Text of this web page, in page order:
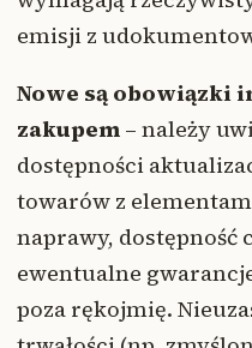
emisji z
Nowe są obowiązki
zakupem – należy
dostępności
towarów z
naprawy, dostępność
ewentualne
poza rękojmię.